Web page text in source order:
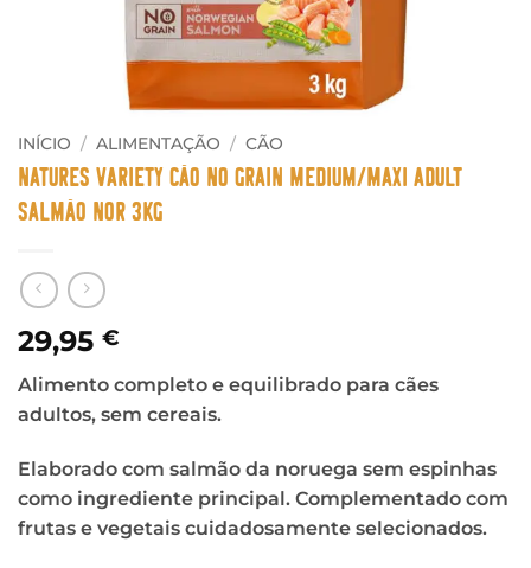
INÍCIO / ALIMENTAÇÃO / CÃO
Natures Variety Cão No Grain Medium/Maxi Adult
Salmão Nor 3Kg
29,95 €
Alimento completo e equilibrado para cães
adultos, sem cereais.
Elaborado com salmão da noruega sem espinhas
como ingrediente principal. Complementado com
frutas e vegetais cuidadosamente selecionados.